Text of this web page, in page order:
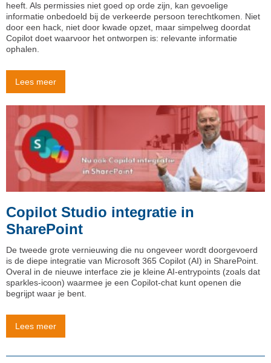
heeft. Als permissies niet goed op orde zijn, kan gevoelige
informatie onbedoeld bij de verkeerde persoon terechtkomen. Niet
door een hack, niet door kwade opzet, maar simpelweg doordat
Copilot doet waarvoor het ontworpen is: relevante informatie
ophalen.
Lees meer
Copilot Studio integratie in
SharePoint
De tweede grote vernieuwing die nu ongeveer wordt doorgevoerd
is de diepe integratie van Microsoft 365 Copilot (AI) in SharePoint.
Overal in de nieuwe interface zie je kleine AI-entrypoints (zoals dat
sparkles-icoon) waarmee je een Copilot-chat kunt openen die
begrijpt waar je bent.
Lees meer